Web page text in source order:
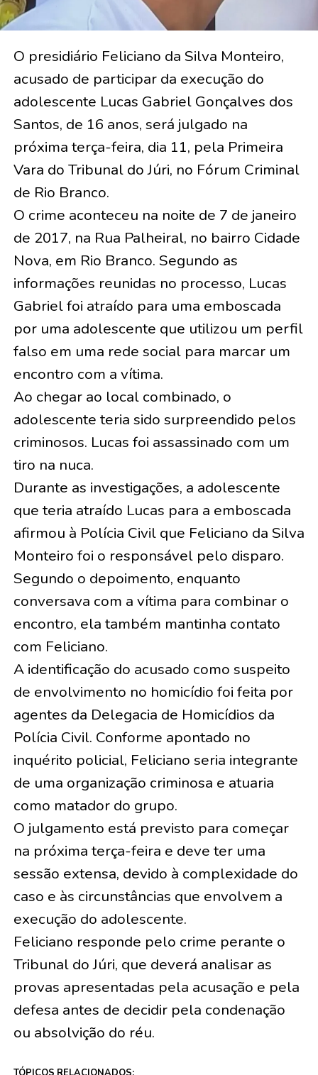
O presidiário Feliciano da Silva Monteiro,
acusado de participar da execução do
adolescente Lucas Gabriel Gonçalves dos
Santos, de 16 anos, será julgado na
próxima terça-feira, dia 11, pela Primeira
Vara do Tribunal do Júri, no Fórum Criminal
de Rio Branco.
O crime aconteceu na noite de 7 de janeiro
de 2017, na Rua Palheiral, no bairro Cidade
Nova, em Rio Branco. Segundo as
informações reunidas no processo, Lucas
Gabriel foi atraído para uma emboscada
por uma adolescente que utilizou um perfil
falso em uma rede social para marcar um
encontro com a vítima.
Ao chegar ao local combinado, o
adolescente teria sido surpreendido pelos
criminosos. Lucas foi assassinado com um
tiro na nuca.
Durante as investigações, a adolescente
que teria atraído Lucas para a emboscada
afirmou à Polícia Civil que Feliciano da Silva
Monteiro foi o responsável pelo disparo.
Segundo o depoimento, enquanto
conversava com a vítima para combinar o
encontro, ela também mantinha contato
com Feliciano.
A identificação do acusado como suspeito
de envolvimento no homicídio foi feita por
agentes da Delegacia de Homicídios da
Polícia Civil. Conforme apontado no
inquérito policial, Feliciano seria integrante
de uma organização criminosa e atuaria
como matador do grupo.
O julgamento está previsto para começar
na próxima terça-feira e deve ter uma
sessão extensa, devido à complexidade do
caso e às circunstâncias que envolvem a
execução do adolescente.
Feliciano responde pelo crime perante o
Tribunal do Júri, que deverá analisar as
provas apresentadas pela acusação e pela
defesa antes de decidir pela condenação
ou absolvição do réu.